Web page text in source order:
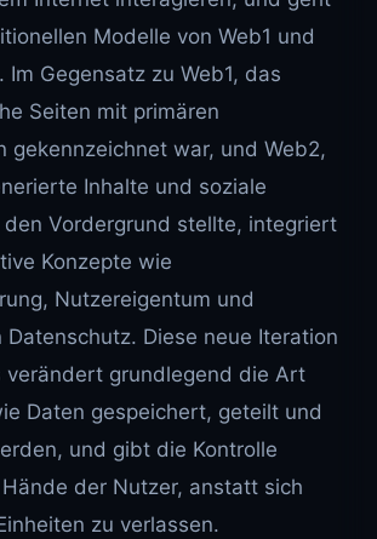
Modelle von Web1 und
Im Gegensatz zu Web1, das
Seiten mit primären
gekennzeichnet war, und Web2,
Inhalte und soziale
den Vordergrund stellte, integriert
Konzepte wie
Nutzereigentum und
Diese neue Iteration
verändert grundlegend die Art
Daten gespeichert, geteilt und
und gibt die Kontrolle
der Nutzer, anstatt sich
zu verlassen.